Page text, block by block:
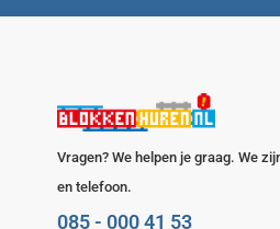
Vragen? We helpen je graag. We
en telefoon.
085 - 000 41 53